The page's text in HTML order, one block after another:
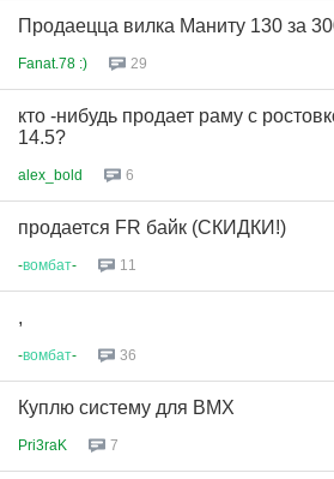
Продаецца вилка Маниту 130 за
Fanat.78 :) 29
кто -нибудь продает раму с
14.5?
alex_bold 6
продается FR байк (СКИДКИ!)
-вомбат- 11
,
-вомбат- 36
Куплю систему для BMX
Pri3raK 7